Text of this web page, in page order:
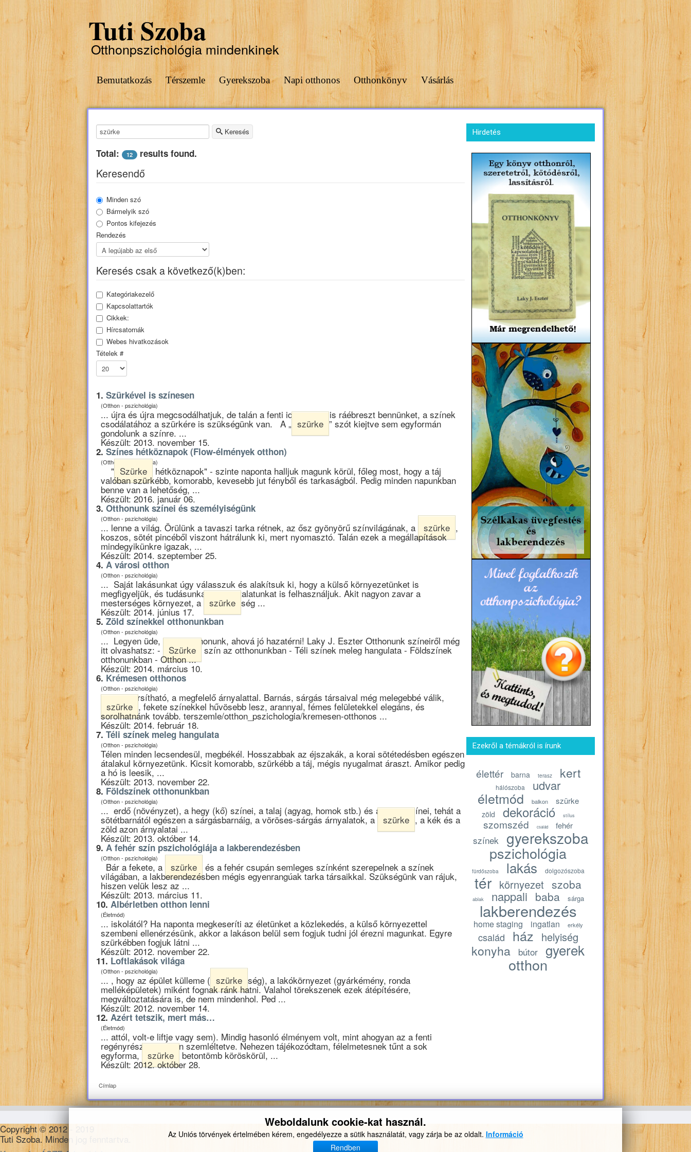
Tuti Szoba
Otthonpszichológia mindenkinek
Bemutatkozás Térszemle Gyerekszoba Napi otthonos Otthonkönyv Vásárlás
Keresendő kulcsszó: Keresés
Total: 12 results found.
Keresendő
Minden szó
Bármelyik szó
Pontos kifejezés
Rendezés
Keresés csak a következő(k)ben:
Kategóriakezelő
Kapcsolattartók
Cikkek:
Hírcsatornák
Webes hivatkozások
Tételek #
1. Szürkével is színesen
(Otthon - pszichológia)
... újra és újra megcsodálhatjuk, de talán a fenti idézet arra is ráébreszt bennünket, a színek
csodálatához a szürkére is szükségünk van. A „ szürke ” szót kiejtve sem egyformán
gondolunk a színre. ...
Készült: 2013. november 15.
2. Színes hétköznapok (Flow-élmények otthon)
(Otthon - pszichológia)
" Szürke hétköznapok" - szinte naponta halljuk magunk körül, főleg most, hogy a táj
valóban szürkébb, komorabb, kevesebb jut fényből és tarkaságból. Pedig minden napunkban
benne van a lehetőség, ...
Készült: 2016. január 06.
3. Otthonunk színei és személyiségünk
(Otthon - pszichológia)
... lenne a világ. Örülünk a tavaszi tarka rétnek, az ősz gyönyörű színvilágának, a szürke ,
koszos, sötét pincéből viszont hátrálunk ki, mert nyomasztó. Talán ezek a megállapítások
mindegyikünkre igazak, ...
Készült: 2014. szeptember 25.
4. A városi otthon
(Otthon - pszichológia)
... Saját lakásunkat úgy válasszuk és alakítsuk ki, hogy a külső környezetünket is
megfigyeljük, és tudásunkat, tapasztalatunkat is felhasználjuk. Akit nagyon zavar a
mesterséges környezet, a szürke ség ...
Készült: 2014. június 17.
5. Zöld színekkel otthonunkban
(Otthon - pszichológia)
... Legyen üde, vidám otthonunk, ahová jó hazatérni! Laky J. Eszter Otthonunk színeiről még
itt olvashatsz: - Szürke szín az otthonunkban - Téli színek meleg hangulata - Földszínek
otthonunkban - Otthon ...
Készült: 2014. március 10.
6. Krémesen otthonos
(Otthon - pszichológia)
... szín társítható, a megfelelő árnyalattal. Barnás, sárgás társaival még melegebbé válik,
szürke , fekete színekkel hűvösebb lesz, arannyal, fémes felületekkel elegáns, és
sorolhatnánk tovább. terszemle/otthon_pszichologia/kremesen-otthonos ...
Készült: 2014. február 18.
7. Téli színek meleg hangulata
(Otthon - pszichológia)
Télen minden lecsendesül, megbékél. Hosszabbak az éjszakák, a korai sötétedésben egészen
átalakul környezetünk. Kicsit komorabb, szürkébb a táj, mégis nyugalmat áraszt. Amikor pedig
a hó is leesik, ...
Készült: 2013. november 22.
8. Földszínek otthonunkban
(Otthon - pszichológia)
... erdő (növényzet), a hegy (kő) színei, a talaj (agyag, homok stb.) és a vizek színei, tehát a
sötétbarnától egészen a sárgásbarnáig, a vöröses-sárgás árnyalatok, a szürke , a kék és a
zöld azon árnyalatai ...
Készült: 2013. október 14.
9. A fehér szín pszichológiája a lakberendezésben
(Otthon - pszichológia)
Bár a fekete, a szürke és a fehér csupán semleges színként szerepelnek a színek
világában, a lakberendezésben mégis egyenrangúak tarka társaikkal. Szükségünk van rájuk,
hiszen velük lesz az ...
Készült: 2013. március 11.
10. Albérletben otthon lenni
(Életmód)
... iskolától? Ha naponta megkeseríti az életünket a közlekedés, a külső környezettel
szembeni ellenérzésünk, akkor a lakáson belül sem fogjuk tudni jól érezni magunkat. Egyre
szürkébben fogjuk látni ...
Készült: 2012. november 22.
11. Loftlakások világa
(Otthon - pszichológia)
... , hogy az épület külleme ( szürke ség), a lakókörnyezet (gyárkémény, ronda
melléképületek) miként fognak ránk hatni. Valahol törekszenek ezek átépítésére,
megváltoztatására is, de nem mindenhol. Ped ...
Készült: 2012. november 14.
12. Azért tetszik, mert más…
(Életmód)
... attól, volt-e liftje vagy sem). Mindig hasonló élményem volt, mint ahogyan az a fenti
regényrészletben van szemléltetve. Nehezen tájékozódtam, félelmetesnek tűnt a sok
egyforma, szürke betontömb köröskörül, ...
Készült: 2012. október 28.
Címlap
Weboldalunk cookie-kat használ.
Az Uniós törvények értelmében kérem, engedélyezze a sütik használatát, vagy zárja be az oldalt. Információ
Rendben
Hirdetés
Ezekről a témákról is írunk
élettér barna terasz kert
hálószoba udvar
életmód balkon szürke
zöld dekoráció stílus
szomszéd család fehér
színek gyerekszoba
pszichológia
fürdőszoba lakás dolgozószoba
tér környezet szoba
ablak nappali baba sárga
lakberendezés
home staging ingatlan erkély
család ház helyiség
konyha bútor gyerek
otthon
Copyright © 2012 - 2019
Tuti Szoba. Minden jog fenntartva.